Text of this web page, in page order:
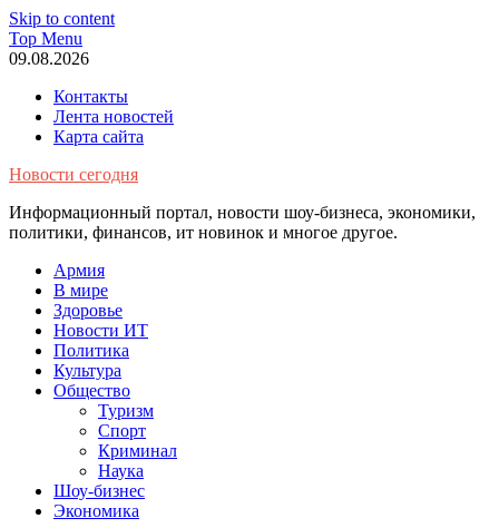
Skip to content
Top Menu
09.08.2026
Контакты
Лента новостей
Карта сайта
Новости сегодня
Информационный портал, новости шоу-бизнеса, экономики,
политики, финансов, ит новинок и многое другое.
Армия
В мире
Здоровье
Новости ИТ
Политика
Культура
Общество
Туризм
Спорт
Криминал
Наука
Шоу-бизнес
Экономика